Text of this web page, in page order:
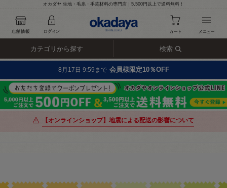
オカダヤ 生地・毛糸・手芸材料の専門店｜5,500円以上で送料無料！
カテゴリから探す 検索
8月17日 9:59まで 会員様限定10％OFF
【オンラインショップ】地震による配送の影響について